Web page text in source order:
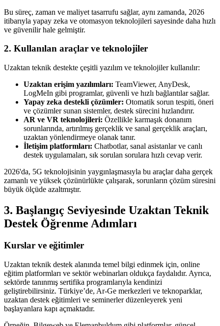
Bu süreç, zaman ve maliyet tasarrufu sağlar, aynı zamanda, 2026
itibarıyla yapay zeka ve otomasyon teknolojileri sayesinde daha hızlı
ve güvenilir hale gelmiştir.
2. Kullanılan araçlar ve teknolojiler
Uzaktan teknik destekte çeşitli yazılım ve teknolojiler kullanılır:
Uzaktan erişim yazılımları: TeamViewer, AnyDesk,
LogMeIn gibi programlar, güvenli ve hızlı bağlantılar sağlar.
Yapay zeka destekli çözümler: Otomatik sorun tespiti, öneri
ve çözümler sunan sistemler, destek sürecini hızlandırır.
AR ve VR teknolojileri: Özellikle karmaşık donanım
sorunlarında, artırılmış gerçeklik ve sanal gerçeklik araçları,
uzaktan yönlendirmeye olanak tanır.
İletişim platformları: Chatbotlar, sanal asistanlar ve canlı
destek uygulamaları, sık sorulan sorulara hızlı cevap verir.
2026'da, 5G teknolojisinin yaygınlaşmasıyla bu araçlar daha gerçek
zamanlı ve yüksek çözünürlükte çalışarak, sorunların çözüm süresini
büyük ölçüde azaltmıştır.
3. Başlangıç Seviyesinde Uzaktan Teknik
Destek Öğrenme Adımları
Kurslar ve eğitimler
Uzaktan teknik destek alanında temel bilgi edinmek için, online
eğitim platformları ve sektör webinarları oldukça faydalıdır. Ayrıca,
sektörde tanınmış sertifika programlarıyla kendinizi
geliştirebilirsiniz. Türkiye’de, Ar-Ge merkezleri ve teknoparklar,
uzaktan destek eğitimleri ve seminerler düzenleyerek yeni
başlayanlara kapı açmaktadır.